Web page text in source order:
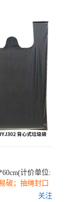
计价单位:
破；抽绳封口
，降解无害；
关注